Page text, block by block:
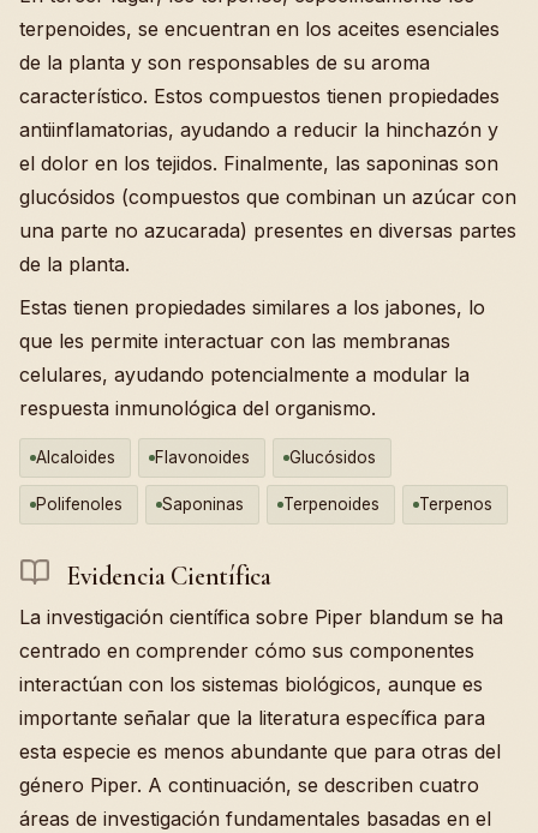
terpenoides, se encuentran en los aceites esenciales
de la planta y son responsables de su aroma
característico. Estos compuestos tienen propiedades
antiinflamatorias, ayudando a reducir la hinchazón y
el dolor en los tejidos. Finalmente, las saponinas son
glucósidos (compuestos que combinan un azúcar con
una parte no azucarada) presentes en diversas partes
de la planta.
Estas tienen propiedades similares a los jabones, lo
que les permite interactuar con las membranas
celulares, ayudando potencialmente a modular la
respuesta inmunológica del organismo.
Alcaloides Flavonoides Glucósidos
Polifenoles Saponinas Terpenoides Terpenos
Evidencia Científica
La investigación científica sobre Piper blandum se ha
centrado en comprender cómo sus componentes
interactúan con los sistemas biológicos, aunque es
importante señalar que la literatura específica para
esta especie es menos abundante que para otras del
género Piper. A continuación, se describen cuatro
áreas de investigación fundamentales basadas en el